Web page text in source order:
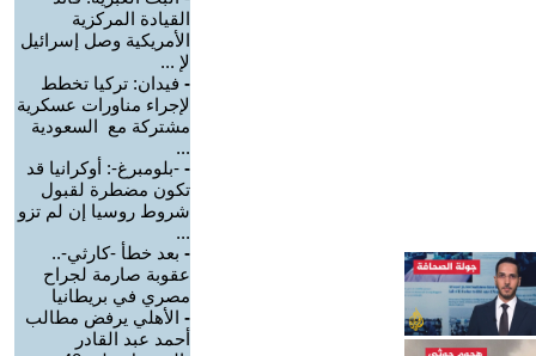
القيادة المركزية
الأمريكية وصل إسرائيل
لإ ...
- فيدان: تركيا تخطط
لإجراء مناورات عسكرية
مشتركة مع السعودية
...
- -بلومبرغ-: أوكرانيا قد
تكون مضطرة لقبول
شروط روسيا إن لم تزو
...
- بعد خطأ -كارثي-..
عقوبة صارمة لجراح
مصري في بريطانيا
- الأهلي يرفض مطالب
أحمد عبد القادر